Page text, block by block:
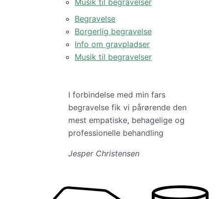
Musik til begravelser
Begravelse
Borgerlig begravelse
Info om gravpladser
Musik til begravelser
I forbindelse med min fars
begravelse fik vi pårørende den
mest empatiske, behagelige og
professionelle behandling
Jesper Christensen